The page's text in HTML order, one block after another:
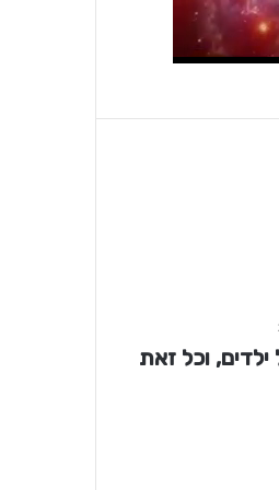
וכל זאת